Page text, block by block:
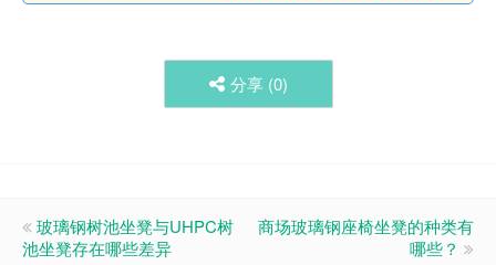
分享 (0)
玻璃钢树池坐凳与UHPC树
池坐凳存在哪些差异
商场玻璃钢座椅坐凳的种类有
哪些？